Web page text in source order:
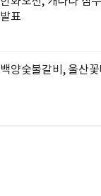
발표
백양숯불갈비, 울산